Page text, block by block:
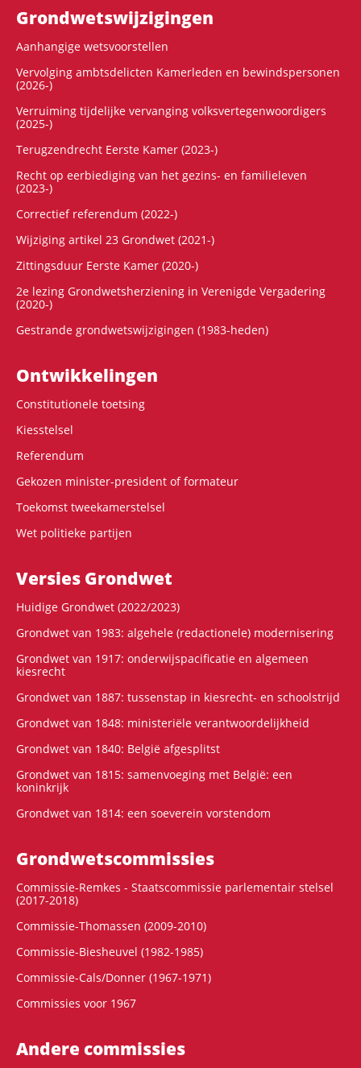
Grondwets­wijzigingen
Aanhangige wetsvoorstellen
Vervolging ambtsdelicten Kamerleden en bewindspersonen
(2026-)
Verruiming tijdelijke vervanging volksvertegenwoordigers
(2025-)
Terugzendrecht Eerste Kamer (2023-)
Recht op eerbiediging van het gezins- en familieleven
(2023-)
Correctief referendum (2022-)
Wijziging artikel 23 Grondwet (2021-)
Zittingsduur Eerste Kamer (2020-)
2e lezing Grondwetsherziening in Verenigde Vergadering
(2020-)
Gestrande grondwetswijzigingen (1983-heden)
Ontwikke­lingen
Constitutionele toetsing
Kiesstelsel
Referendum
Gekozen minister-president of formateur
Toekomst tweekamerstelsel
Wet politieke partijen
Versies Grondwet
Huidige Grondwet (2022/2023)
Grondwet van 1983: algehele (redactionele) modernisering
Grondwet van 1917: onderwijspacificatie en algemeen
kiesrecht
Grondwet van 1887: tussenstap in kiesrecht- en schoolstrijd
Grondwet van 1848: ministeriële verantwoordelijkheid
Grondwet van 1840: België afgesplitst
Grondwet van 1815: samenvoeging met België: een
koninkrijk
Grondwet van 1814: een soeverein vorstendom
Grondwets­commissies
Commissie-Remkes - Staatscommissie parlementair stelsel
(2017-2018)
Commissie-Thomassen (2009-2010)
Commissie-Biesheuvel (1982-1985)
Commissie-Cals/Donner (1967-1971)
Commissies voor 1967
Andere commissies